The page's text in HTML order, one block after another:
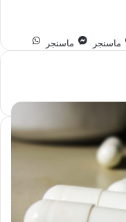
ماسنجر
ماسنجر